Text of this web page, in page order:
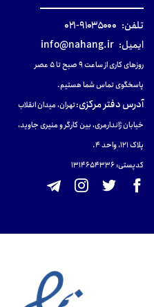
تلفن: ۹۱۰۳۵۰۰۰-۰۲۱
ایمیل: info@nahang.ir
روزهای کاری از ساعت ۹ صبح تا ۵ عصر
پاسخگوی تماس شما هستیم.
آدرس دفتر مرکزی:تهران، میدان انقلاب
خیابان ژاندارمری، بین کارگر و منیری جاوید،
پلاک 121، واحد ۴.
کدپستی: 131465433۶